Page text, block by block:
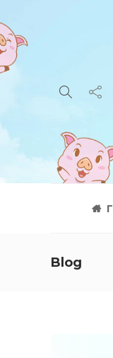
Blog